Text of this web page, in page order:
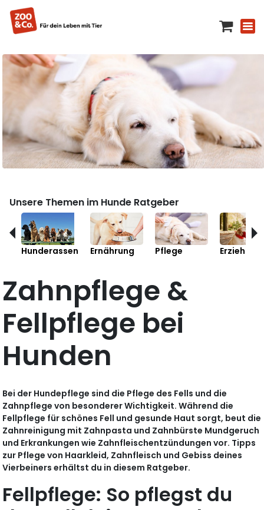
Unsere Themen im Hunde Ratgeber
Hunderassen Ernährung Pflege Erziehung
Zahnpflege &
Fellpflege bei
Hunden
Bei der Hundepflege sind die Pflege des Fells und die
Zahnpflege von besonderer Wichtigkeit. Während die
Fellpflege für schönes Fell und gesunde Haut sorgt, beut die
Zahnreinigung mit Zahnpasta und Zahnbürste Mundgeruch
und Erkrankungen wie Zahnfleischentzündungen vor. Tipps
zur Pflege von Haarkleid, Zahnfleisch und Gebiss deines
Vierbeiners erhältst du in diesem Ratgeber.
Fellpflege: So pflegst du